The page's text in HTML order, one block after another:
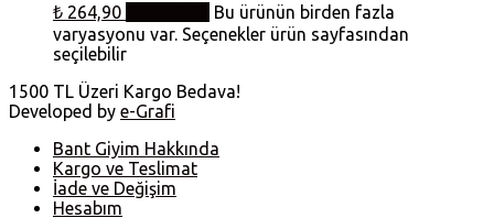
₺ 264,90
Bu ürünün birden fazla
varyasyonu var. Seçenekler ürün sayfasından
seçilebilir
1500 TL Üzeri Kargo Bedava!
Developed by e-Grafi
Bant Giyim Hakkında
Kargo ve Teslimat
İade ve Değişim
Hesabım